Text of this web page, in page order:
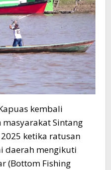
kembali
Sintang
ketika ratusan
daerah mengikuti
(Bottom Fishing